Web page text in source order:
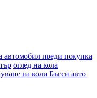
автомобил преди покупка
оглед на кола
на коли Бъгси авто